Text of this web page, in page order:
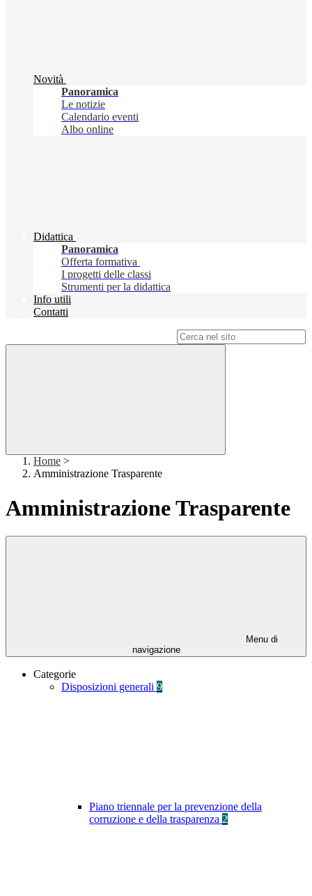
Novità
Panoramica
Le notizie
Calendario eventi
Albo online
Didattica
Panoramica
Offerta formativa
I progetti delle classi
Strumenti per la didattica
Info utili
Contatti
Home >
Amministrazione Trasparente
Amministrazione Trasparente
Menu di
navigazione
Categorie
Disposizioni generali 9
Piano triennale per la prevenzione della
corruzione e della trasparenza 2